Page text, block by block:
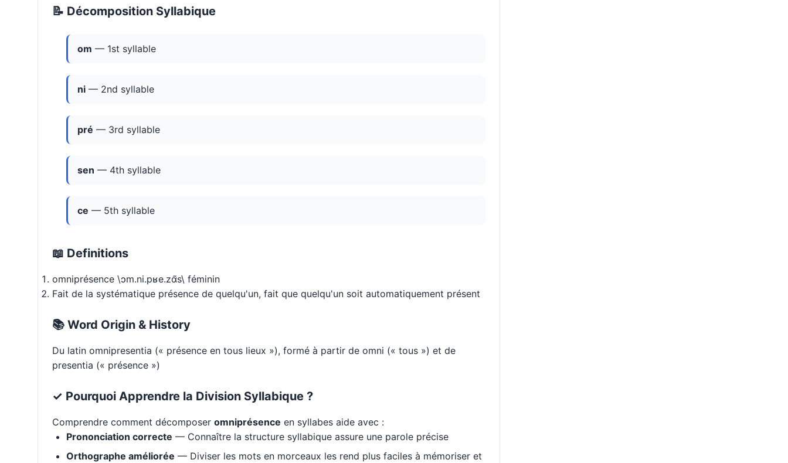
📝 Décomposition Syllabique
om — 1st syllable
ni — 2nd syllable
pré — 3rd syllable
sen — 4th syllable
ce — 5th syllable
📖 Definitions
omniprésence \ɔm.ni.pʁe.zɑ̃s\ féminin
Fait de la systématique présence de quelqu'un, fait que quelqu'un soit automatiquement présent
📚 Word Origin & History
Du latin omnipresentia (« présence en tous lieux »), formé à partir de omni (« tous ») et de
presentia (« présence »)
✓ Pourquoi Apprendre la Division Syllabique ?
Comprendre comment décomposer omniprésence en syllabes aide avec :
Prononciation correcte — Connaître la structure syllabique assure une parole précise
Orthographe améliorée — Diviser les mots en morceaux les rend plus faciles à mémoriser et